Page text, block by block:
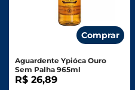
Comprar
Aguardente Ypióca Ouro
Sem Palha 965ml
R$ 26,89